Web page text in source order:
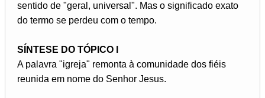
sentido de "geral, universal". Mas o significado exato
do termo se perdeu com o tempo.
SÍNTESE DO TÓPICO l
A palavra "igreja" remonta à comunidade dos fiéis
reunida em nome do Senhor Jesus.